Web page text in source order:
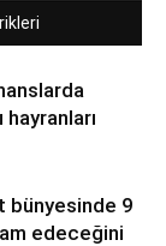
bünyesinde 9
edeceğini